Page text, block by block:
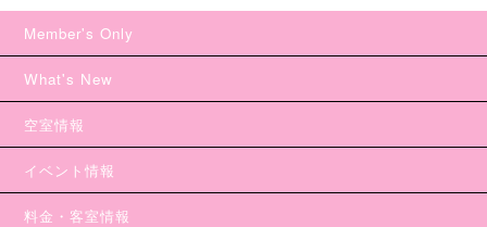
Member's Only
What's New
空室情報
イベント情報
料金・客室情報